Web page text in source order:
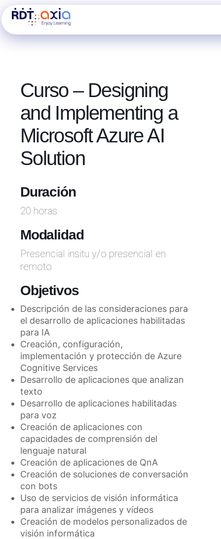
al
Curso – Designing
and Implementing a
Microsoft Azure AI
Solution
Duración
20 horas
Modalidad
Presencial insitu y/o presencial en
remoto
Objetivos
Descripción de las consideraciones para
el desarrollo de aplicaciones habilitadas
para IA
Creación, configuración,
implementación y protección de Azure
Cognitive Services
Desarrollo de aplicaciones que analizan
texto
Desarrollo de aplicaciones habilitadas
para voz
Creación de aplicaciones con
capacidades de comprensión del
lenguaje natural
Creación de aplicaciones de QnA
Creación de soluciones de conversación
con bots
Uso de servicios de visión informática
para analizar imágenes y vídeos
Creación de modelos personalizados de
visión informática